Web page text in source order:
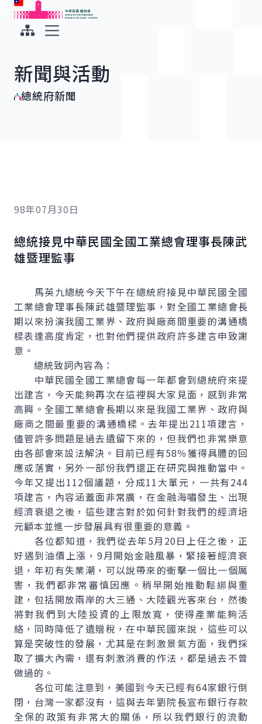
跳到主要內容
中華民國總統府
新聞與活動
總統府新聞
98年07月30日
總統接見中華民國全國工業總會理事長陳武
雄暨理監事
馬英九總統今天下午在總統府接見中華民國全國
工業總會理事長陳武雄暨理監事，對全國工業總會長
期以來扮演我國工業界、政府與廠商間重要的溝通橋
樑表達高度肯定，也對他們提供政府許多建言申致謝
意。
總統致詞內容為：
中華民國全國工業總會每一年都會到總統府來提
出建言，今天能夠再次在這裡與大家見面，感到非常
高興。全國工業總會長期以來是我國工業界、政府與
廠商之間最重要的溝通橋樑。去年提出211項建言，
儘管許多問題是過去遺留下來的，但我們也非常樂意
由各部會來設法解決。目前已經有58％獲得具體的回
應或落實，另外一部份我們還正在研究與推動當中。
今年又提出112個議題，分成11大單元，一共有244
項建言，內容涵蓋面非常廣，在金融海嘯發生、出現
經濟衰退之後，這些建言對於如何針對我們的經濟培
元顧本並進一步發展具有很重要的意義。
各位都知道，我們從去年5月20日上任之後，正
好遇到油價上漲，9月開始金融風暴，緊接著經濟衰
退，年初有失業潮，可以說帶來的衝擊一個比一個厲
害，我們都非常審慎因應。稍早開始推動鬆綁與重
建，包括開放兩岸的大三通、大陸觀光客來台，然後
將對我們到大陸投資的上限放寬，使得產業能夠活
絡，同時降低了遺贈稅，在中華民國來說，這些可以
算是突破性的發展，尤其是在刺激景氣方面，我們採
取了擴大內需，還有刺激消費的作法，都是過去不曾
做過的。
各位可能注意到，美國到今天已經有64家銀行倒
閉，台灣一家都沒有，這與去年劉院長宣布銀行存款
全保的政策有非常大的關係，所以我們銀行的流動